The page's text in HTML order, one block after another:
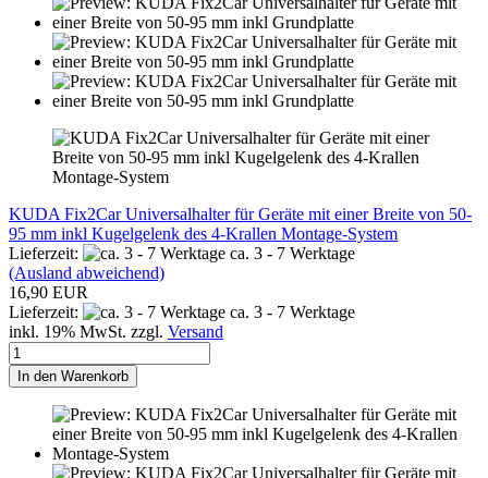
KUDA Fix2Car Universalhalter für Geräte mit einer Breite von 50-
95 mm inkl Kugelgelenk des 4-Krallen Montage-System
Lieferzeit:
ca. 3 - 7 Werktage
(Ausland abweichend)
16,90 EUR
Lieferzeit:
ca. 3 - 7 Werktage
inkl. 19% MwSt. zzgl. Versand
In den Warenkorb